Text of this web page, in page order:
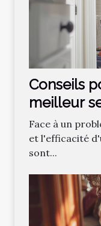
Conseils
meilleur
plomberie
Face à un
et l'efficacité
sont...